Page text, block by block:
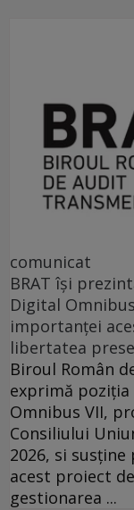
comunicat
BRAT își
Digital
importanței
libertatea
Biroul Român
exprimă
Omnibus VII,
Consiliului
2026, si
acest proiect
gestionarea ...